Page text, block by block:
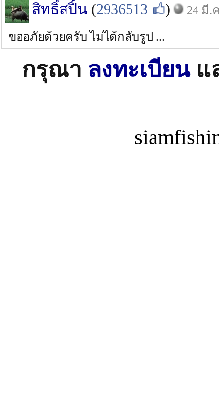
สิทธิ์สปิ้น (2936513 ) 24 มี.
ขออภัยด้วยครับ ไม่ได้กลับรูป ...
กรุณา ลงทะเบียนแ